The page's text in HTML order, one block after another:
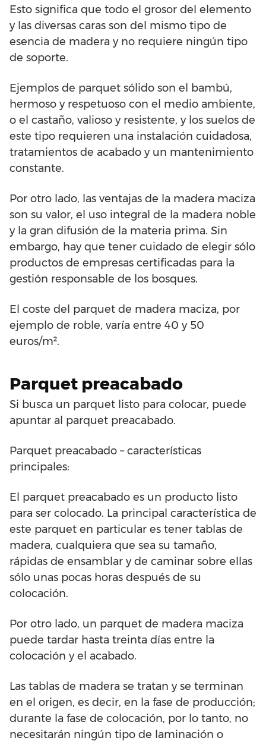
Esto significa que todo el grosor del elemento
y las diversas caras son del mismo tipo de
esencia de madera y no requiere ningún tipo
de soporte.
Ejemplos de parquet sólido son el bambú,
hermoso y respetuoso con el medio ambiente,
o el castaño, valioso y resistente, y los suelos de
este tipo requieren una instalación cuidadosa,
tratamientos de acabado y un mantenimiento
constante.
Por otro lado, las ventajas de la madera maciza
son su valor, el uso integral de la madera noble
y la gran difusión de la materia prima. Sin
embargo, hay que tener cuidado de elegir sólo
productos de empresas certificadas para la
gestión responsable de los bosques.
El coste del parquet de madera maciza, por
ejemplo de roble, varía entre 40 y 50
euros/m².
Parquet preacabado
Si busca un parquet listo para colocar, puede
apuntar al parquet preacabado.
Parquet preacabado – características
principales:
El parquet preacabado es un producto listo
para ser colocado. La principal característica de
este parquet en particular es tener tablas de
madera, cualquiera que sea su tamaño,
rápidas de ensamblar y de caminar sobre ellas
sólo unas pocas horas después de su
colocación.
Por otro lado, un parquet de madera maciza
puede tardar hasta treinta días entre la
colocación y el acabado.
Las tablas de madera se tratan y se terminan
en el origen, es decir, en la fase de producción;
durante la fase de colocación, por lo tanto, no
necesitarán ningún tipo de laminación o